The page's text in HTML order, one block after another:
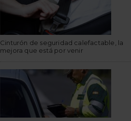
Cinturón de seguridad calefactable, la
mejora que está por venir